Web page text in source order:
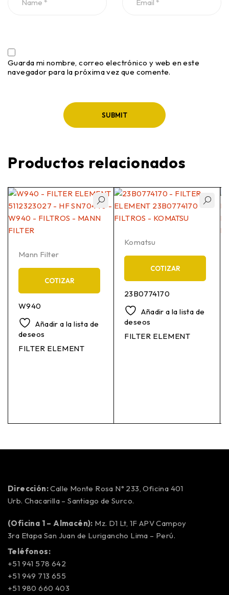
Guarda mi nombre, correo electrónico y web en este
navegador para la próxima vez que comente.
Productos relacionados
Mann Filter
COTIZAR
W940
Añadir a la lista de
deseos
FILTER ELEMENT
Komatsu
COTIZAR
23B0774170
Añadir a la lista de
deseos
FILTER ELEMENT
Dirección:Calle Monte Rosa N° 233, Oficina 401
Urb. Chacarilla – Santiago de Surco.
(Oficina 1 – Almacén): Mz. D1 Lt, 1F APV Campoy
3ra Etapa San Juan de Lurigancho Lima – Perú.
Teléfonos:
+51 941 578 642
+51 949 713 655
+51 980 660 403